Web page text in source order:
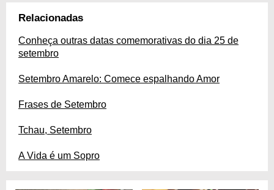
Relacionadas
Conheça outras datas comemorativas do dia 25 de
setembro
Setembro Amarelo: Comece espalhando Amor
Frases de Setembro
Tchau, Setembro
A Vida é um Sopro